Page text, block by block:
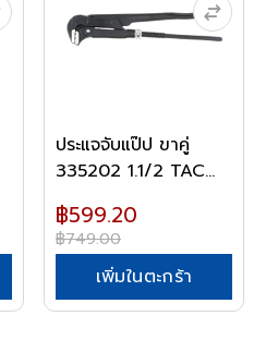
ประแจจับแป๊ป ขาคู่
335202 1.1/2 TAC...
฿599.20
฿749.00
เพิ่มในตะกร้า